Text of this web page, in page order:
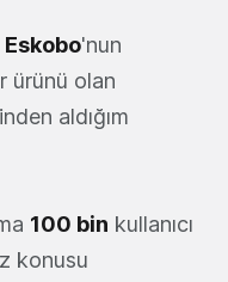
Eskobo'nun
ürünü olan
aldığım
100 bin kullanıcı
konusu